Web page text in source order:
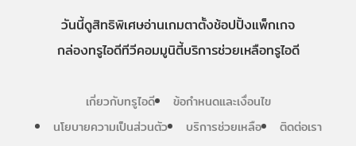
วันนี้ดูสิทธิพิเศษอ่านเกมตาตั้งช้อปปิ้งแพ็กเกจ
กล่องทรูไอดีทีวีคอมมูนิตี้บริการช่วยเหลือทรูไอดี
เกี่ยวกับทรูไอดี
ข้อกำหนดและเงื่อนไข
นโยบายความเป็นส่วนตัว
บริการช่วยเหลือ ติดต่อเรา